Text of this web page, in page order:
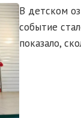
В детском
событие
показало,